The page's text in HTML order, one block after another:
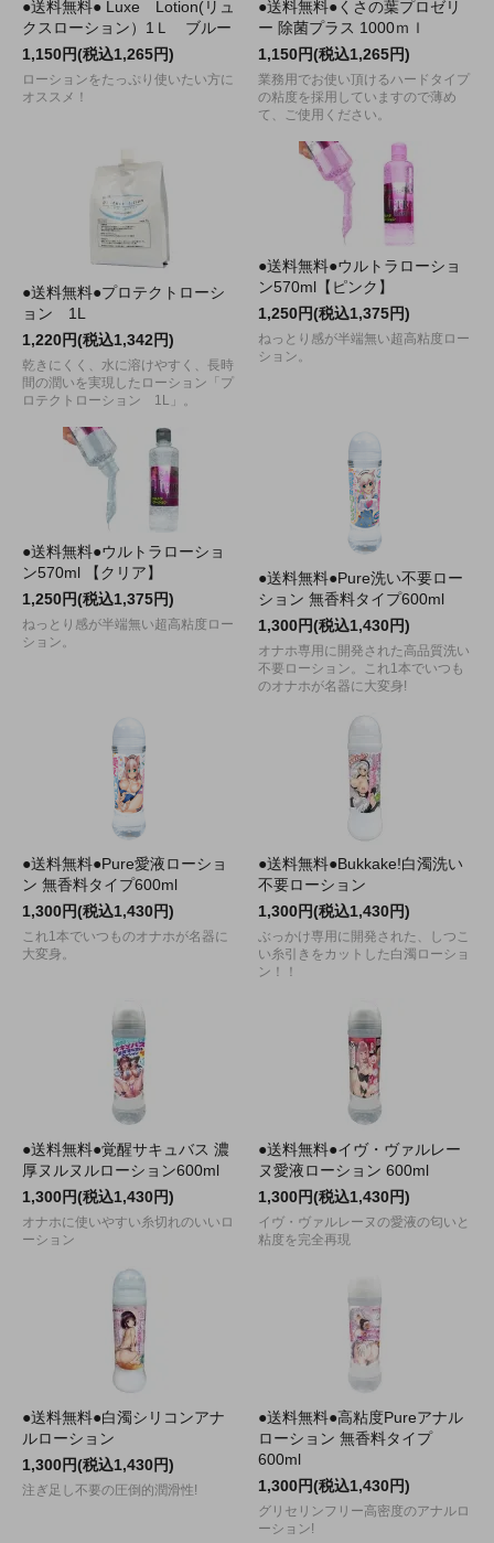
●送料無料● Luxe Lotion(リュ
クスローション）1Ｌ ブルー
1,150円(税込1,265円)
ローションをたっぷり使いたい方に
オススメ！
●送料無料●くさの葉プロゼリ
ー 除菌プラス 1000ｍｌ
1,150円(税込1,265円)
業務用でお使い頂けるハードタイプ
の粘度を採用していますので薄め
て、ご使用ください。
●送料無料●プロテクトローシ
ョン 1L
1,220円(税込1,342円)
乾きにくく、水に溶けやすく、長時
間の潤いを実現したローション「プ
ロテクトローション 1L」。
●送料無料●ウルトラローショ
ン570ml【ピンク】
1,250円(税込1,375円)
ねっとり感が半端無い超高粘度ロー
ション。
●送料無料●ウルトラローショ
ン570ml 【クリア】
1,250円(税込1,375円)
ねっとり感が半端無い超高粘度ロー
ション。
●送料無料●Pure洗い不要ロー
ション 無香料タイプ600ml
1,300円(税込1,430円)
オナホ専用に開発された高品質洗い
不要ローション。これ1本でいつも
のオナホが名器に大変身!
●送料無料●Pure愛液ローショ
ン 無香料タイプ600ml
1,300円(税込1,430円)
これ1本でいつものオナホが名器に
大変身。
●送料無料●Bukkake!白濁洗い
不要ローション
1,300円(税込1,430円)
ぶっかけ専用に開発された、しつこ
い糸引きをカットした白濁ローショ
ン！！
●送料無料●覚醒サキュバス 濃
厚ヌルヌルローション600ml
1,300円(税込1,430円)
オナホに使いやすい糸切れのいいロ
ーション
●送料無料●イヴ・ヴァルレー
ヌ愛液ローション 600ml
1,300円(税込1,430円)
イヴ・ヴァルレーヌの愛液の匂いと
粘度を完全再現
●送料無料●白濁シリコンアナ
ルローション
1,300円(税込1,430円)
注ぎ足し不要の圧倒的潤滑性!
●送料無料●高粘度Pureアナル
ローション 無香料タイプ
600ml
1,300円(税込1,430円)
グリセリンフリー高密度のアナルロ
ーション!